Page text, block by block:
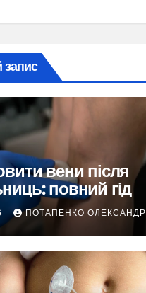
запис
вени після
повний гід
ПОТАПЕНКО ОЛЕКСАНДР